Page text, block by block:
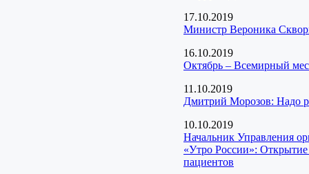
17.10.2019
Министр Вероника
16.10.2019
Октябрь – Всемирный
11.10.2019
Дмитрий Морозов: Надо
10.10.2019
Начальник Управления
«Утро России»:
пациентов